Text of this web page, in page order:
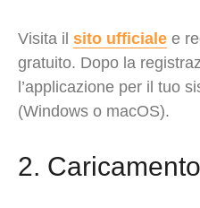
Visita il sito ufficiale e
gratuito. Dopo la
l’applicazione per il tuo
(Windows o macOS).
2.